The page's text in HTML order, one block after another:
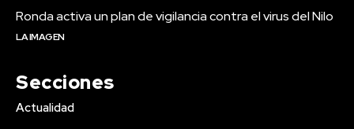
Ronda activa un plan de vigilancia contra el virus del Nilo
LA IMAGEN
Secciones
Actualidad